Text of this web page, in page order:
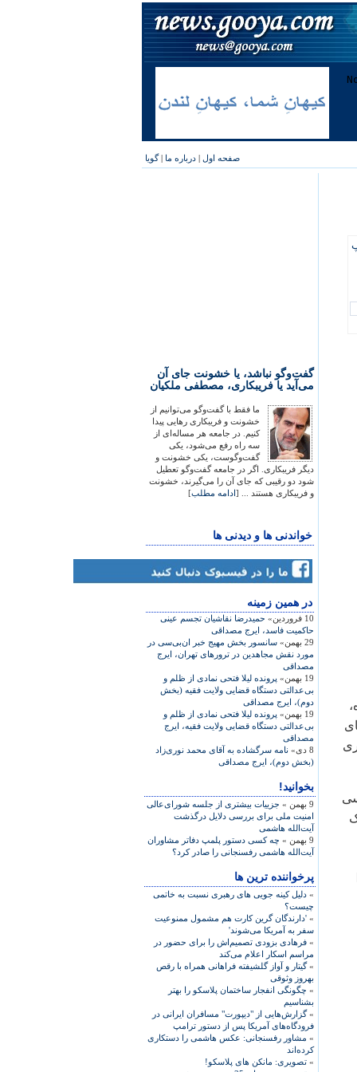
صفحه اول | درباره ما |گویا
گفت‌وگو نباشد، یا خشونت جای آن
می‌آید یا فریبکاری، مصطفی ملکیان
ما فقط با گفت‌وگو می‌توانیم از
خشونت و فریبکاری رهایی پیدا
کنیم. در جامعه هر مساله‌ای از
سه راه رفع می‌شود، یکی
گفت‌وگوست، یکی خشونت و
دیگر فریبکاری. اگر در جامعه گفت‌وگو تعطیل
شود دو رقیبی که جای آن را می‌گیرند، خشونت
و فریبکاری هستند ... [ادامه مطلب]
خواندنی ها و دیدنی ها
در همين زمينه
10 فروردین»
حمیدرضا نقاشیان تجسم عینی
حاکمیت فاسد، ايرج مصداقی
29 بهمن»
سانسور بخش مهيج خبر ان‌بی‌سی در
مورد نقش مجاهدين در ترور‌های تهران، ايرج
مصداقی
19 بهمن»
پرونده‌ لیلا فتحی نمادی از ظلم و
بی‌عدالتی دستگاه قضایی ولایت فقیه (بخش
دوم)، ايرج مصداقی
19 بهمن»
پرونده‌ لیلا فتحی نمادی از ظلم و
بی‌عدالتی دستگاه قضایی ولایت فقیه، ايرج
مصداقی
8 دی»
نامه سرگشاده به آقای محمد نوری‌زاد
(بخش دوم)، ايرج مصداقی
بخوانید!
9 بهمن »
جزییات بیشتری از جلسه شورای‌عالی
امنیت ملی برای بررسی دلایل درگذشت
آیت‌الله هاشمی
9 بهمن »
چه کسی دستور پلمپ دفاتر مشاوران
آیت‌الله هاشمی رفسنجانی را صادر کرد؟
پرخواننده ترین ها
» دلیل کینه جویی های رهبری نسبت به خاتمی
چیست؟
» 'دارندگان گرین کارت هم مشمول ممنوعیت
سفر به آمریکا می‌شوند'
» فرهادی بزودی تصمیم‌اش را برای حضور در
مراسم اسکار اعلام می‌کند
»گیتار و آواز گلشیفته فراهانی همراه با رقص
بهروز وثوقی
» چگونگی انفجار ساختمان پلاسکو را بهتر
بشناسیم
»گزارش‌هایی از "دیپورت" مسافران ایرانی در
فرودگاه‌های آمریکا پس از دستور ترامپ
» مشاور رفسنجانی: عکس هاشمی را دستکاری
کرده‌اند
» تصویری: مانکن های پلاسکو!
کانال «سی